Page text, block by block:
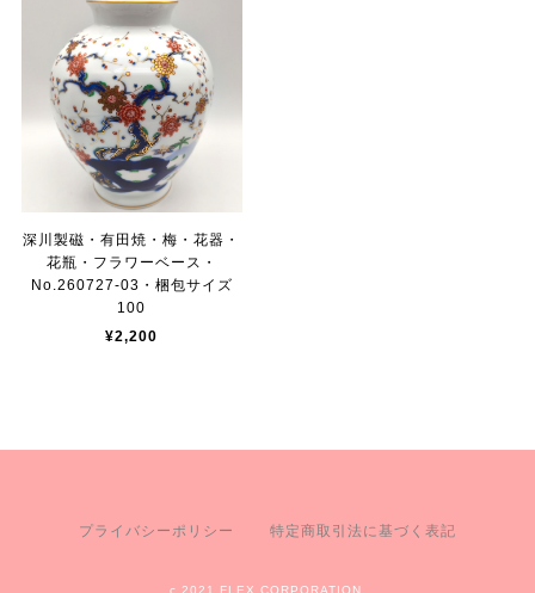
深川製磁・有田焼・梅・花器・
花瓶・フラワーベース・
No.260727-03・梱包サイズ
100
¥2,200
プライバシーポリシー 特定商取引法に基づく表記
c 2021 FLEX CORPORATION.